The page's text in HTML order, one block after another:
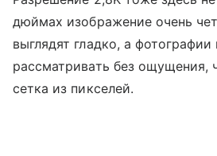
дюймах изображение очень
выглядят гладко, а
рассматривать без ощущения,
сетка из пикселей.